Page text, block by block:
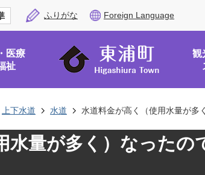
ふりがな Foreign Language
医療
祉
観
上下水道 水道 水道料金が高く（使用水量が多
水量が多く）なったの